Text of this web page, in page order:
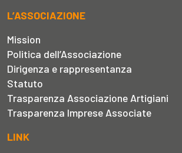
L’ASSOCIAZIONE
Mission
Politica dell’Associazione
Dirigenza e rappresentanza
Statuto
Trasparenza Associazione Artigiani
Trasparenza Imprese Associate
LINK